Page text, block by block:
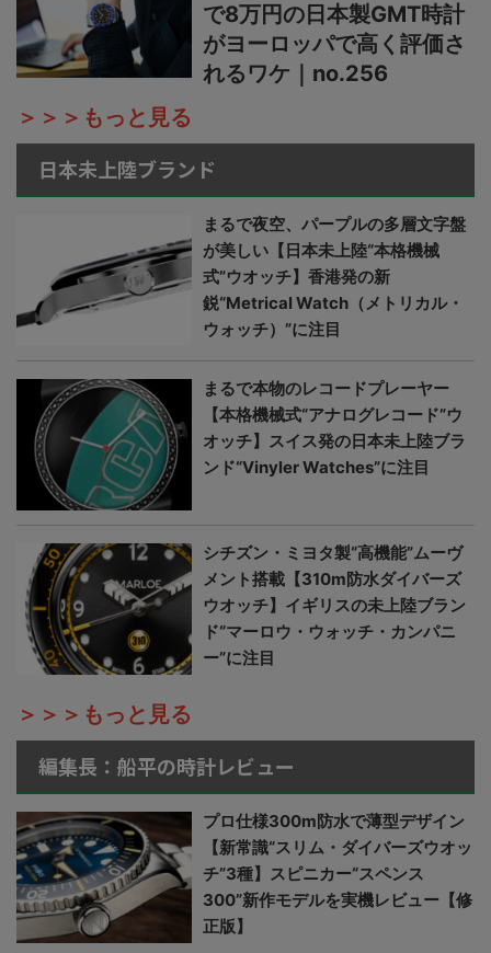
で8万円の日本製GMT時計
がヨーロッパで高く評価さ
れるワケ｜no.256
＞＞＞もっと見る
日本未上陸ブランド
まるで夜空、パープルの多層文字盤
が美しい【日本未上陸“本格機械
式”ウオッチ】香港発の新
鋭“Metrical Watch（メトリカル・
ウォッチ）”に注目
まるで本物のレコードプレーヤー
【本格機械式“アナログレコード”ウ
オッチ】スイス発の日本未上陸ブラ
ンド“Vinyler Watches”に注目
シチズン・ミヨタ製“高機能”ムーヴ
メント搭載【310m防水ダイバーズ
ウオッチ】イギリスの未上陸ブラン
ド“マーロウ・ウォッチ・カンパニ
ー”に注目
＞＞＞もっと見る
編集長：船平の時計レビュー
プロ仕様300m防水で薄型デザイン
【新常識“スリム・ダイバーズウオッ
チ”3種】スピニカー“スペンス
300”新作モデルを実機レビュー【修
正版】